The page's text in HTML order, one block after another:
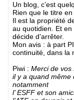
Un blog, c’est
Rien que le titre en
Il est la propriété
au quotidien. Et en
décide d’arrêter.
Mon avis : à part
continuité, dans la
Piwi : Merci de
il y a quand
notamment
l’ ESFF et son